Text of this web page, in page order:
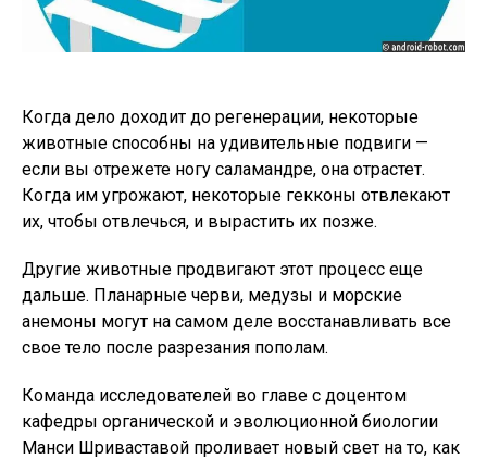
Когда дело доходит до регенерации, некоторые
животные способны на удивительные подвиги —
если вы отрежете ногу саламандре, она отрастет.
Когда им угрожают, некоторые гекконы отвлекают
их, чтобы отвлечься, и вырастить их позже.
Другие животные продвигают этот процесс еще
дальше. Планарные черви, медузы и морские
анемоны могут на самом деле восстанавливать все
свое тело после разрезания пополам.
Команда исследователей во главе с доцентом
кафедры органической и эволюционной биологии
Манси Шриваставой проливает новый свет на то, как